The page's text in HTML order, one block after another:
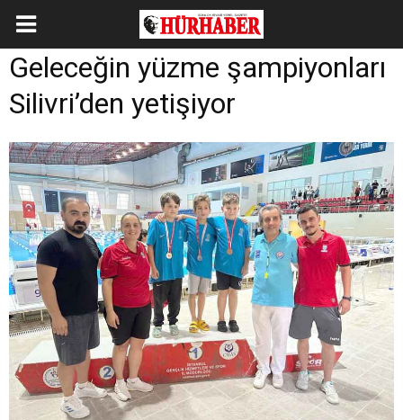
Geleceğin yüzme şampiyonları
Silivri’den yetişiyor